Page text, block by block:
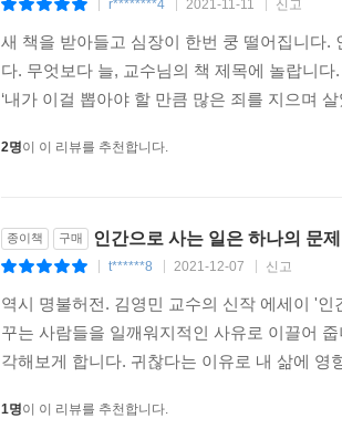
r********4 2021-11-11 신고
새 책을 받아들고 심장이 한번 쿵 떨어집니다.
다. 무엇보다 늘, 교수님의 책 제목에 놀랍니
‘내가 이걸 뽑아야 할 만큼 많은 죄를 지으며
2명이 이 리뷰를 추천합니다.
종이책 구매 인간으로 사는 일은 하나의 문
t******8 2021-12-07 신고
역시 명불허전. 김영민 교수의 신작 에세이 '
꾸는 사람들을 일깨워지적인 사유로 이끌어
각해보게 합니다. 귀찮다는 이유로 내 삶에
1명이 이 리뷰를 추천합니다.